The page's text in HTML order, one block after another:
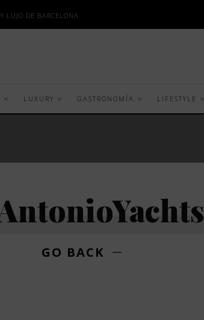
LUJO DE BARCELONA
LUXURY GASTRONOMÍA LIFESTYLE
GO BACK